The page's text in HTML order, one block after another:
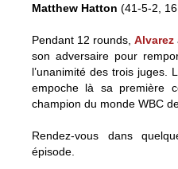
Matthew Hatton (41-5-2, 16
Pendant 12 rounds, Alvarez
son adversaire pour
l’unanimité des trois juges.
empoche là sa première
champion du monde WBC
Rendez-vous dans
épisode.